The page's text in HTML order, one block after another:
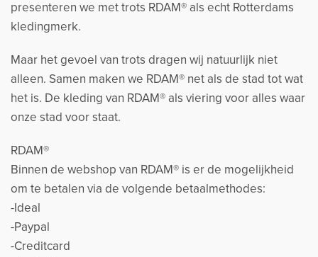
presenteren we met trots RDAM® als echt Rotterdams
kledingmerk.
Maar het gevoel van trots dragen wij natuurlijk niet
alleen. Samen maken we RDAM® net als de stad tot wat
het is. De kleding van RDAM® als viering voor alles waar
onze stad voor staat.
RDAM®
Binnen de webshop van RDAM® is er de mogelijkheid
om te betalen via de volgende betaalmethodes:
-Ideal
-Paypal
-Creditcard